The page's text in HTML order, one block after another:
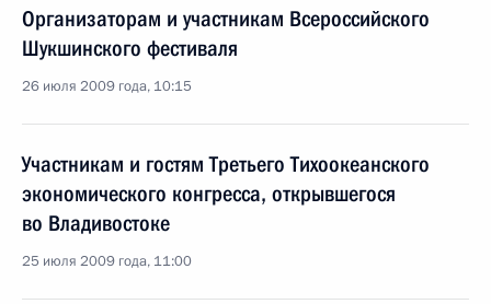
Организаторам и участникам Всероссийского
Шукшинского фестиваля
26 июля 2009 года, 10:15
Участникам и гостям Третьего Тихоокеанского
экономического конгресса, открывшегося
во Владивостоке
25 июля 2009 года, 11:00